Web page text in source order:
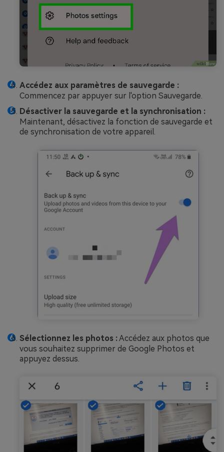
Accédez aux paramètres de sauvegarde :
Commencez par appuyer sur l'option Sauvegarde.
Désactiver la sauvegarde et la synchronisation :
Maintenant, désactivez la fonction de sauvegarde et
de synchronisation de votre appareil.
Sélectionnez les photos :Accédez aux photos que
vous souhaitez supprimer de Google Photos et
appuyez dessus.